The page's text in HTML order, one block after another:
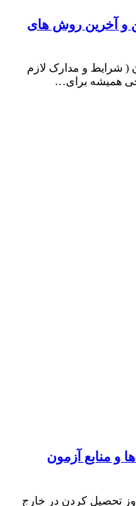
و آخرین روش های
( شرایط و مدارک لازم
و منابع آزمون
تحصیل کردن در خارج